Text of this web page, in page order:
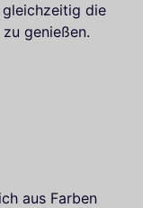
die
genießen.
aus Farben